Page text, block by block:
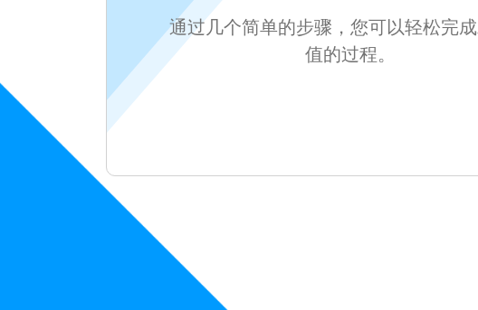
通过几个简单的步骤，您可以轻松完
值的过程。